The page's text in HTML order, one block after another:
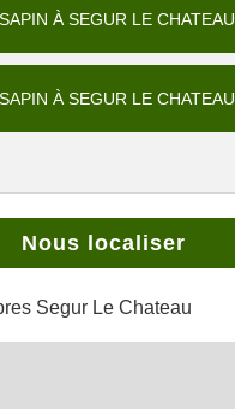
À SEGUR LE CHATEAU
À SEGUR LE CHATEAU
Nous localiser
Segur Le Chateau